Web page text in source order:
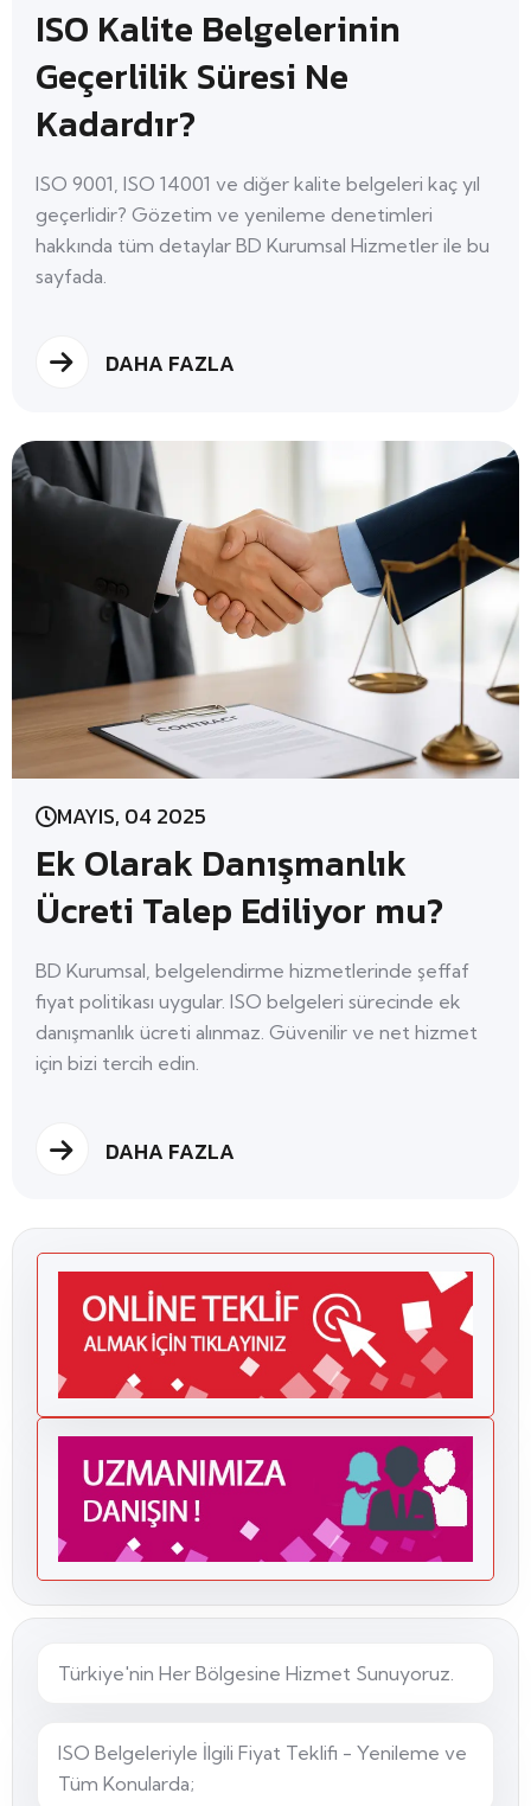
ISO Kalite Belgelerinin
Geçerlilik Süresi Ne
Kadardır?
ISO 9001, ISO 14001 ve diğer kalite belgeleri kaç yıl
geçerlidir? Gözetim ve yenileme denetimleri
hakkında tüm detaylar BD Kurumsal Hizmetler ile bu
sayfada.
DAHA FAZLA
MAYIS, 04 2025
Ek Olarak Danışmanlık
Ücreti Talep Ediliyor mu?
BD Kurumsal, belgelendirme hizmetlerinde şeffaf
fiyat politikası uygular. ISO belgeleri sürecinde ek
danışmanlık ücreti alınmaz. Güvenilir ve net hizmet
için bizi tercih edin.
DAHA FAZLA
Türkiye'nin Her Bölgesine Hizmet Sunuyoruz.
ISO Belgeleriyle İlgili Fiyat Teklifi - Yenileme ve
Tüm Konularda;